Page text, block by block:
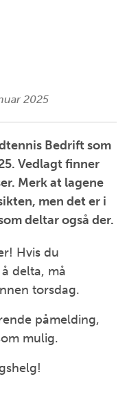
2025
Bedrift som
Vedlagt finner
Merk at lagene
men det er i
deltar også der.
Hvis du
delta, må
torsdag.
påmelding,
mulig.